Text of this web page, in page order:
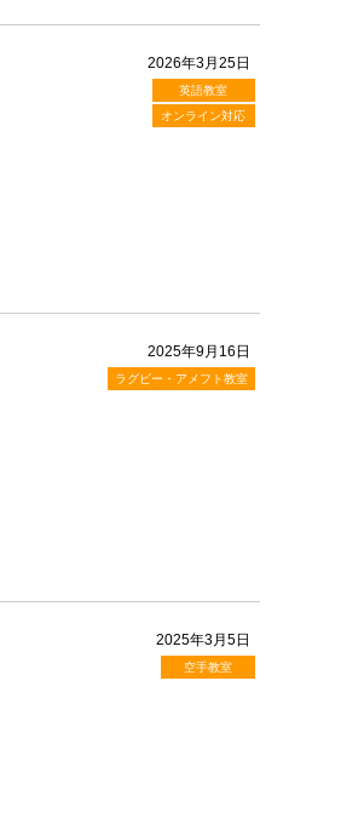
2026年3月25日
英語教室
オンライン対応
2025年9月16日
ラグビー・アメフト教室
2025年3月5日
空手教室